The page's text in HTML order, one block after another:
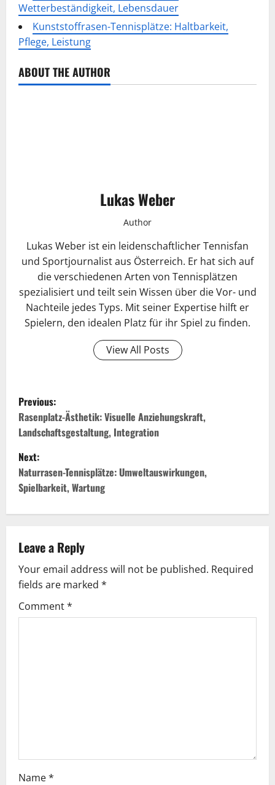
Wetterbeständigkeit, Lebensdauer
Kunststoffrasen-Tennisplätze: Haltbarkeit,
Pflege, Leistung
ABOUT THE AUTHOR
Lukas Weber
Author
Lukas Weber ist ein leidenschaftlicher Tennisfan
und Sportjournalist aus Österreich. Er hat sich auf
die verschiedenen Arten von Tennisplätzen
spezialisiert und teilt sein Wissen über die Vor- und
Nachteile jedes Typs. Mit seiner Expertise hilft er
Spielern, den idealen Platz für ihr Spiel zu finden.
View All Posts
P
o
s
t
n
v
i
g
Previous:
Rasenplatz-Ästhetik: Visuelle Anziehungskraft,
Landschaftsgestaltung, Integration
Next:
Naturrasen-Tennisplätze: Umweltauswirkungen,
Spielbarkeit, Wartung
Leave a Reply
Your email address will not be published. Required
fields are marked *
Comment*
Name*